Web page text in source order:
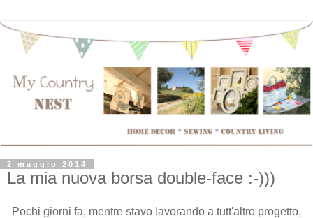
2 maggio 2014
La mia nuova borsa double-face :-)))
Pochi giorni fa, mentre stavo lavorando a tutt'altro progetto,